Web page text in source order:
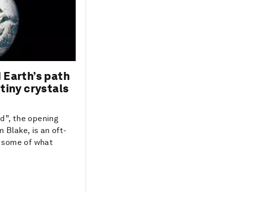
path
crystals
the opening
Blake, is an oft-
of what